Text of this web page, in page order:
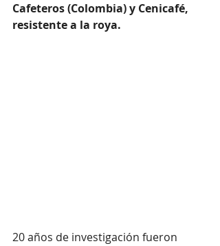
Cafeteros (Colombia) y Cenicafé,
resistente a la roya.
20 años de investigación fueron